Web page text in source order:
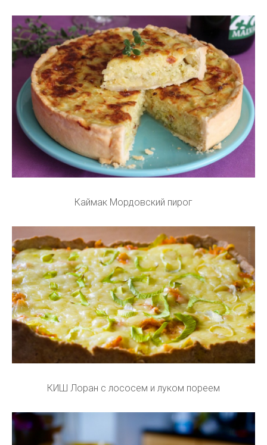
Каймак Мордовский пирог
КИШ Лоран с лососем и луком пореем